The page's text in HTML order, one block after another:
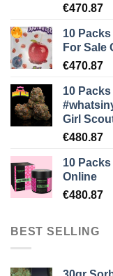
€470.87
10
For Sale
€470.87
10 Packs
Girl
€480.87
10
Online
€480.87
BEST SELLING